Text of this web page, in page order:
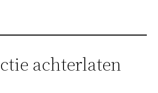
achterlaten